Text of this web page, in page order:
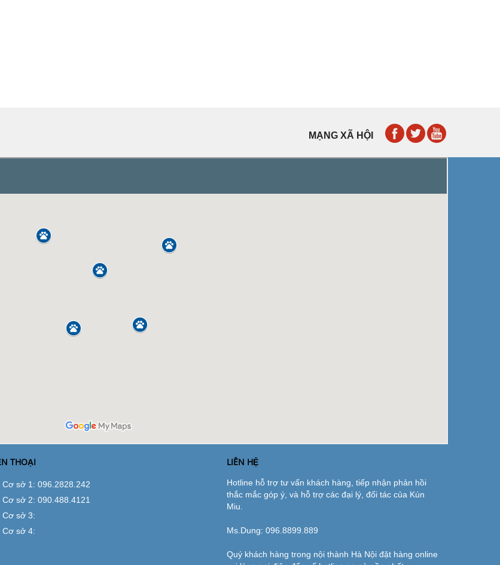
MẠNG XÃ HỘI
THOẠI
Cơ sở 1: 096.2828.242
Cơ sở 2: 090.488.4121
Cơ sở 3:
Cơ sở 4:
LIÊN HỆ
Hotline hỗ trợ tư vấn khách hàng, tiếp nhận phản hồi
thắc mắc góp ý, và hỗ trợ các đại lý, đối tác của Kún
Miu.
Ms.Dung: 096.8899.889
Quý khách hàng trong nội thành Hà Nội đặt hàng online